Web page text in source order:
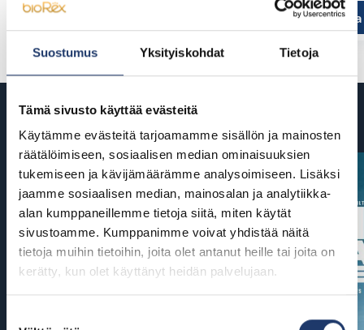
Suostumus Yksityiskohdat Tietoja
Tämä sivusto käyttää evästeitä
Käytämme evästeitä tarjoamamme sisällön ja mainosten
räätälöimiseen, sosiaalisen median ominaisuuksien
tukemiseen ja kävijämäärämme analysoimiseen. Lisäksi
jaamme sosiaalisen median, mainosalan ja analytiikka-
alan kumppaneillemme tietoja siitä, miten käytät
sivustoamme. Kumppanimme voivat yhdistää näitä
tietoja muihin tietoihin, joita olet antanut heille tai joita on
kerätty, kun olet käyttänyt heidän palvelujaan.
Tutustu ja
Tulossa